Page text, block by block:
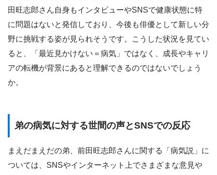
田旺志郎さん自身もインタビューやSNSで健康状態に特
に問題はないと発信しており、今後も俳優として新しい分
野に挑戦する姿が見られそうです。こうした状況を見てい
ると、「最近見かけない＝病気」ではなく、成長やキャリ
アの転機が背景にあると理解できるのではないでしょう
か。
弟の病気に対する世間の声とSNSでの反応
まえだまえだの弟、前田旺志郎さんに関する「病気説」に
ついては、SNSやインターネット上でさまざまな意見や